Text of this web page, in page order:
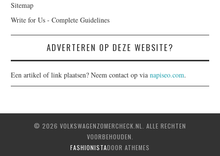
Sitemap
Write for Us - Complete Guidelines
ADVERTEREN OP DEZE WEBSITE?
Een artikel of link plaatsen? Neem contact op vianapiseo.com.
© 2026 VOLKSWAGENZOMERCHECK.NL. ALLE RECHTEN
VOORBEHOUDEN.
FASHIONISTADOOR ATHEMES